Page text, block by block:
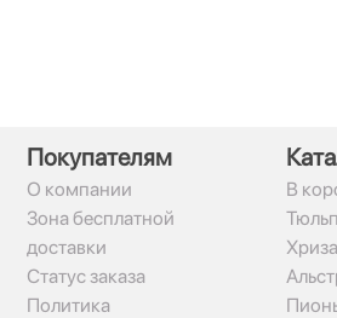
Покупателям
О компании
Зона бесплатной
доставки
Статус заказа
Политика
В